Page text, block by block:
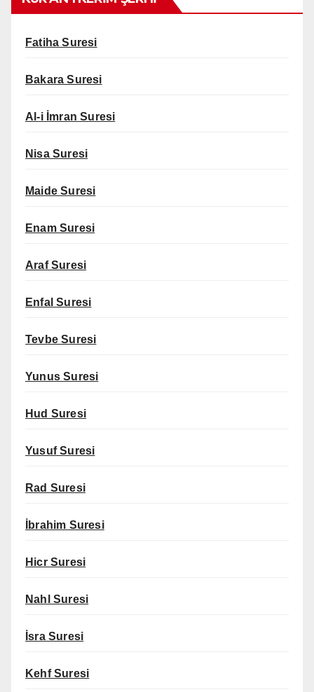
Fatiha Suresi
Bakara Suresi
Al-i İmran Suresi
Nisa Suresi
Maide Suresi
Enam Suresi
Araf Suresi
Enfal Suresi
Tevbe Suresi
Yunus Suresi
Hud Suresi
Yusuf Suresi
Rad Suresi
İbrahim Suresi
Hicr Suresi
Nahl Suresi
İsra Suresi
Kehf Suresi